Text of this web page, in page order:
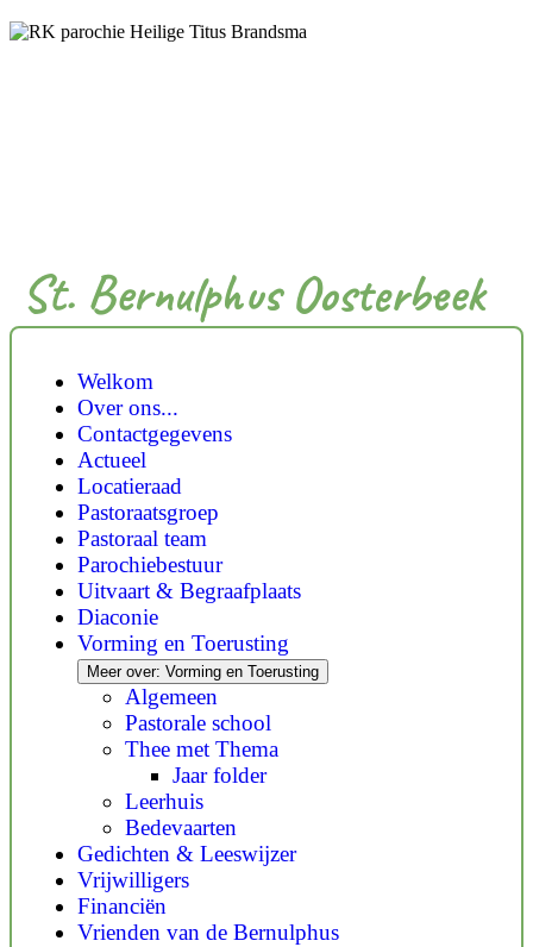
St. Bernulphus Oosterbeek
Welkom
Over ons...
Contactgegevens
Actueel
Locatieraad
Pastoraatsgroep
Pastoraal team
Parochiebestuur
Uitvaart & Begraafplaats
Diaconie
Vorming en Toerusting
Meer over: Vorming en Toerusting
Algemeen
Pastorale school
Thee met Thema
Jaar folder
Leerhuis
Bedevaarten
Gedichten & Leeswijzer
Vrijwilligers
Financiën
Vrienden van de Bernulphus